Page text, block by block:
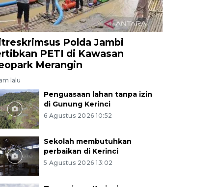
Polda Jambi
PETI di Kawasan
Merangin
lalu
Penguasaan lahan tanpa izin
di Gunung Kerinci
6 Agustus 2026 10:52
Sekolah membutuhkan
perbaikan di Kerinci
5 Agustus 2026 13:02